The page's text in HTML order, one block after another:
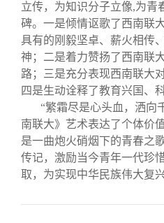
立传，为知识分子立像,为青
碑。一是倾情讴歌了西南联
具有的刚毅坚卓、薪火相传
神；二是着力赞扬了西南联
路；三是充分表现西南联大
四是生动诠释了教育兴国、
“繁霜尽是心头血，洒向
南联大》艺术表达了个体价
是一曲炮火硝烟下的青春之
传记，激励当今青年一代珍
取，为实现中华民族伟大复